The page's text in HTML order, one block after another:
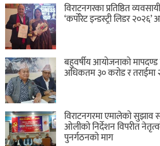
विराटनगरका प्रतिष्ठित
‘कर्पोरेट इन्डस्ट्री लिडर २०२६’
बहुवर्षीय आयोजनाको मापदण्ड
अधिकतम ३० करोड र
विराटनगरमा एमालेको सुझाव
ओलीको निर्देशन विपरीत
पुनर्गठनको माग